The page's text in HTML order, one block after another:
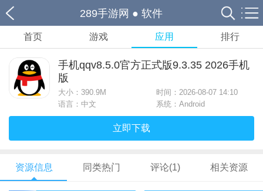
289手游网 ● 软件
首页 游戏 应用 排行
手机qqv8.5.0官方正式版9.3.35 2026手机
版
大小： 390.9M
时间：2026-08-07 14:10
语言：中文
系统：Android
立即下载
资源信息 同类热门 评论(1) 相关资源